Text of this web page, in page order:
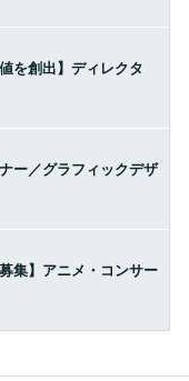
を創出】ディレクタ
ー／グラフィックデザ
集】アニメ・コンサー